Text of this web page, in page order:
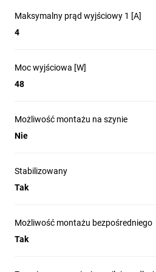
Maksymalny prąd wyjściowy 1 [A]
4
Moc wyjściowa [W]
48
Możliwość montażu na szynie
Nie
Stabilizowany
Tak
Możliwość montażu bezpośredniego
Tak